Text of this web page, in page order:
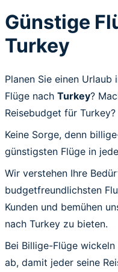
Günstige
Turkey
Planen Sie einen Urlaub
Flüge nach Turkey?
Reisebudget für Turkey?
Keine Sorge, denn
günstigsten Flüge in
Wir verstehen Ihre
budgetfreundlichsten
Kunden und bemühen
nach Turkey zu bieten.
Bei Billige-Flüge
ab, damit jeder seine